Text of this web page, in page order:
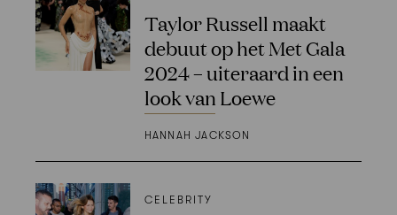
Taylor Russell maakt
debuut op het Met Gala
2024 – uiteraard in een
look van Loewe
HANNAH JACKSON
CELEBRITY